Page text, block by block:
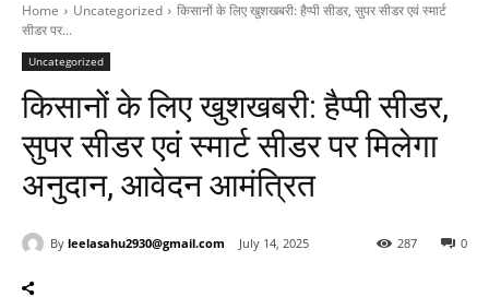
Home Uncategorized
किसानों के लिए खुशखबरी: हैप्पी सीडर, सुपर सीडर एवं स्मार्ट
सीडर पर...
Uncategorized
किसानों के लिए खुशखबरी: हैप्पी सीडर,
सुपर सीडर एवं स्मार्ट सीडर पर मिलेगा
अनुदान, आवेदन आमंत्रित
By leelasahu2930@gmail.com July 14, 2025 0
287